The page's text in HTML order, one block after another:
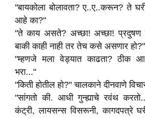
"बायकोला बोलावता? ए..ए..करून? ते
आहे का?"
"ते काय असते? अच्छा! अच्छा! प्रदुषण
बाकी काही नाही तर तेच कसे असणार हो?"
"म्हणजे मला वेड्यात काढता? ठीक
भरा..."
"किती होतील हो?" चालकाने दीनवाणे
"सांगतो की. आधी गुन्ह्याचे रवंथ
कंट्री, लायसन्स विसरूनी, कागदपत्रे